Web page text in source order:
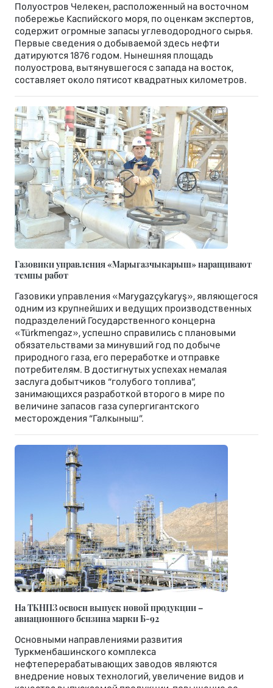
Полуостров Челекен, расположенный на восточном
побережье Каспийского моря, по оценкам экспертов,
содержит огромные запасы углеводородного сырья.
Первые сведения о добываемой здесь нефти
датируются 1876 годом. Нынешняя площадь
полуострова, вытянувшегося с запада на восток,
составляет около пятисот квадратных километров.
Газовики управления «Марыгазчыкарыш» наращивают
темпы работ
Газовики управления «Marygazçykaryş», являющегося
одним из крупнейших и ведущих производственных
подразделений Государственного концерна
«Türkmengaz», успешно справились с плановыми
обязательствами за минувший год по добыче
природного газа, его переработке и отправке
потребителям. В достигнутых успехах немалая
заслуга добытчиков “голубого топлива”,
занимающихся разработкой второго в мире по
величине запасов газа супергигантского
месторождения “Галкыныш”.
На ТКНПЗ освоен выпуск новой продукции –
авиационного бензина марки Б-92
Основными направлениями развития
Туркменбашинского комплекса
нефтеперерабатывающих заводов являются
внедрение новых технологий, увеличение видов и